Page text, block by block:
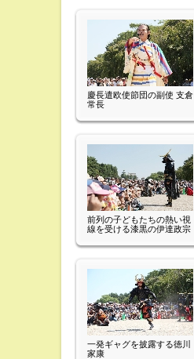
慶長遣欧使節団の副使 支倉
常長
前列の子どもたちの熱い視
線を受ける漆黒の伊達政宗
一発ギャグを披露する徳川
家康